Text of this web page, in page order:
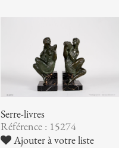
Serre-livres
Référence : 15274
Ajouter à votre liste